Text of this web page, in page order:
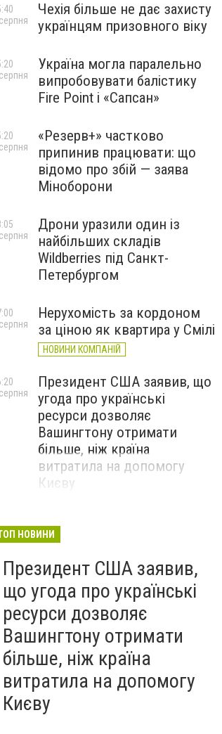
Чехія більше не дає захисту
українцям призовного віку
Україна могла паралельно
випробовувати балістику
Fire Point і «Сапсан»
«Резерв+» частково
припинив працювати: що
відомо про збій — заява
Міноборони
Дрони уразили один із
найбільших складів
Wildberries під Санкт-
Петербургом
Нерухомість за кордоном
за ціною як квартира у Смілі
НОВИНИ КОМПАНІЙ
Президент США заявив, що
угода про українські
ресурси дозволяє
Вашингтону отримати
більше, ніж країна
витратила на допомогу
Києву
НОВИНИ
Президент США заявив,
що угода про українські
ресурси дозволяє
Вашингтону отримати
більше, ніж країна
витратила на допомогу
Києву